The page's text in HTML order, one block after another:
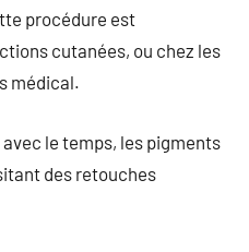
procédure est
cutanées, ou chez les
médical.
le temps, les pigments
des retouches